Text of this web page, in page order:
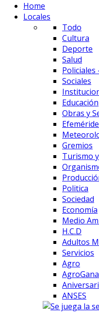
Home
Locales
Todo
Cultura
Deporte
Salud
Policiales
Sociales
Educación
Obras y
Gremios
Turismo
Politica
Sociedad
Economía
Medio
H.C.D
Adultos
Servicios
Agro
ANSES